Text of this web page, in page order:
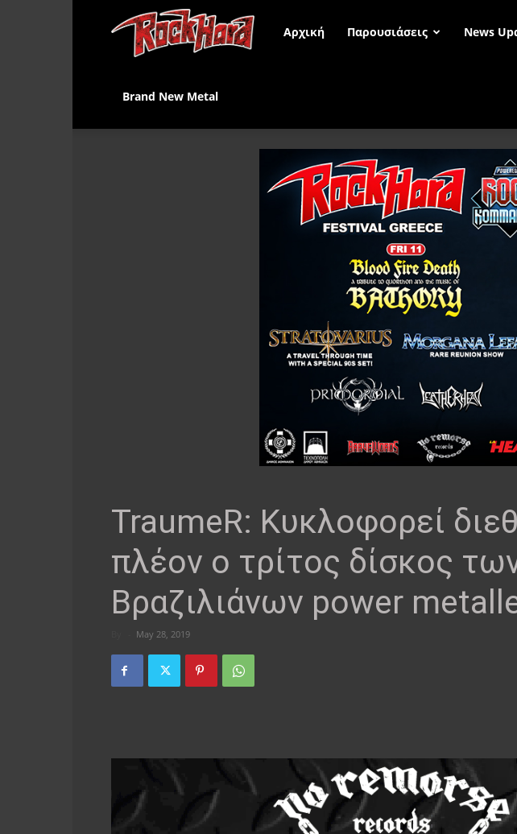
Rock
Αρχική Παρουσιάσεις News
Brand New Metal
TraumeR: Κυκλοφορεί
πλέον ο τρίτος δίσκος
Βραζιλιάνων power
May 28, 2019